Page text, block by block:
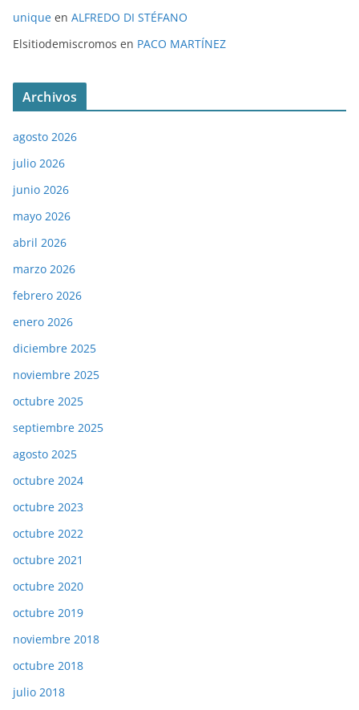
unique en ALFREDO DI STÉFANO
Elsitiodemiscromos en PACO MARTÍNEZ
Archivos
agosto 2026
julio 2026
junio 2026
mayo 2026
abril 2026
marzo 2026
febrero 2026
enero 2026
diciembre 2025
noviembre 2025
octubre 2025
septiembre 2025
agosto 2025
octubre 2024
octubre 2023
octubre 2022
octubre 2021
octubre 2020
octubre 2019
noviembre 2018
octubre 2018
julio 2018